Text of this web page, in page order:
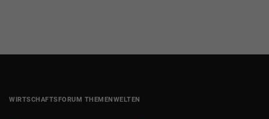
WIRTSCHAFTSFORUM THEMENWELTEN